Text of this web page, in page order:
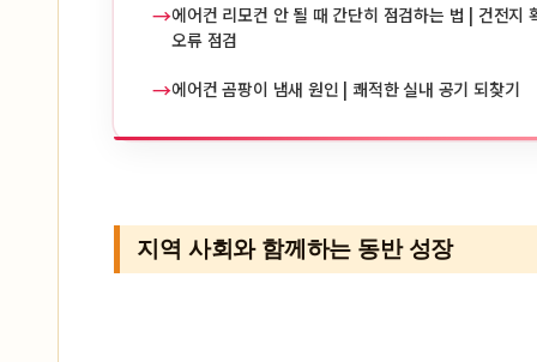
→에어컨 리모컨 안 될 때 간단히 점검하는 법 | 건전지
오류 점검
→에어컨 곰팡이 냄새 원인 | 쾌적한 실내 공기 되찾기
지역 사회와 함께하는 동반 성장